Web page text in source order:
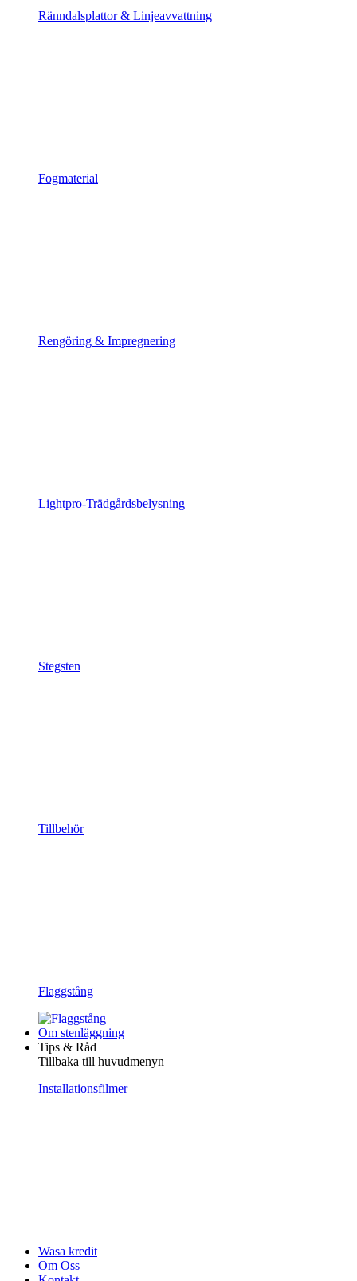
Ränndalsplattor & Linjeavvattning
Fogmaterial
Rengöring & Impregnering
Lightpro-Trädgårdsbelysning
Stegsten
Tillbehör
Flaggstång
Om stenläggning
Tips & Råd
Tillbaka till huvudmenyn
Installationsfilmer
Wasa kredit
Om Oss